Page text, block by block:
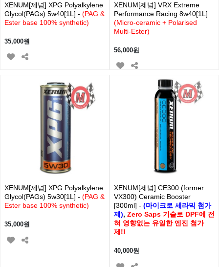
XENUM[제넘] XPG Polyalkylene
Glycol(PAGs) 5w40[1L] - (PAG &
Ester base 100% synthetic)
35,000원
XENUM[제넘] VRX Extreme
Performance Racing 8w40[1L]
(Micro-ceramic + Polarised
Multi-Ester)
56,000원
XENUM[제넘] XPG Polyalkylene
Glycol(PAGs) 5w30[1L] - (PAG &
Ester base 100% synthetic)
35,000원
XENUM[제넘] CE300 (former
VX300) Ceramic Booster
[300ml] - (마이크로 세라믹 첨가
제), Zero Saps 기술로 DPF에 전
혀 영향없는 유일한 엔진 첨가
제!!
40,000원